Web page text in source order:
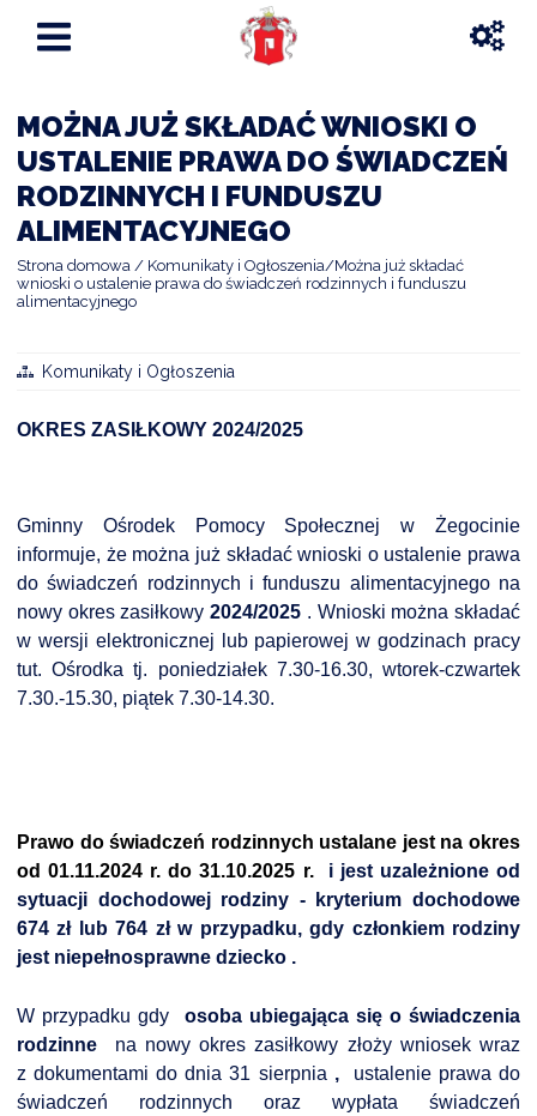
OBSŁUGI
MOŻNA JUŻ SKŁADAĆ WNIOSKI O
USTALENIE PRAWA DO ŚWIADCZEŃ
RODZINNYCH I FUNDUSZU
ALIMENTACYJNEGO
Strona domowa Komunikaty i Ogłoszenia
Można już składać
wnioski o ustalenie prawa do świadczeń rodzinnych i funduszu
alimentacyjnego
Komunikaty i Ogłoszenia
OKRES ZASIŁKOWY 2024/2025
Gminny Ośrodek Pomocy Społecznej w Żegocinie
informuje, że można już składać wnioski o ustalenie prawa
do świadczeń rodzinnych i funduszu alimentacyjnego na
nowy okres zasiłkowy2024/2025 . Wnioski można składać
w wersji elektronicznej lub papierowej w godzinach pracy
tut. Ośrodka tj. poniedziałek 7.30-16.30, wtorek-czwartek
7.30.-15.30, piątek 7.30-14.30.
Prawo do świadczeń rodzinnych ustalane jest na okres
od 01.11.2024 r. do 31.10.2025 r.
i jest uzależnione od
sytuacji dochodowej rodziny - kryterium dochodowe
674 zł lub 764 zł w przypadku, gdy członkiem rodziny
jest niepełnosprawne dziecko .
W przypadku gdy
osoba ubiegająca się o świadczenia
rodzinne
na nowy okres zasiłkowy złoży wniosek wraz
z dokumentami do dnia 31 sierpnia ,
ustalenie prawa do
świadczeń rodzinnych oraz wypłata świadczeń